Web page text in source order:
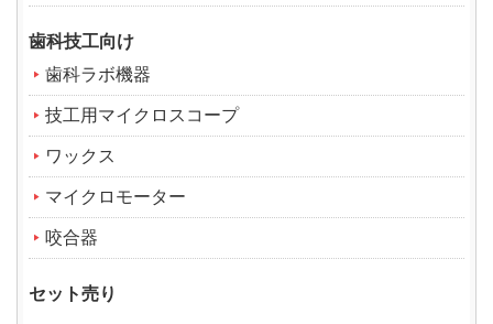
歯科技工向け
歯科ラボ機器
技工用マイクロスコープ
ワックス
マイクロモーター
咬合器
セット売り